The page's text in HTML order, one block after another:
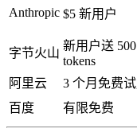
Anthropic $5 新用户
字节火山
新用户送
tokens
阿里云 3 个月免费试
百度
有限免费